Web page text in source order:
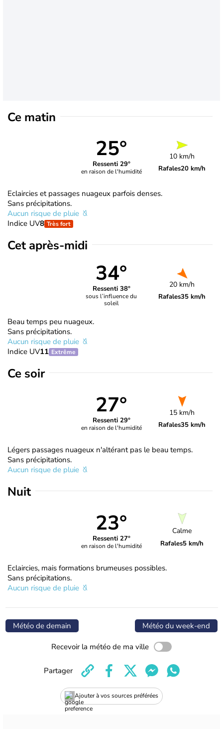
Ce matin
25°
Ressenti 29°
en raison de l'humidité
10 km/h
Rafales20 km/h
Eclaircies et passages nuageux parfois denses.
Sans précipitations.
Aucun risque de pluie
Indice UV8 Très fort
Cet après-midi
34°
Ressenti 38°
sous l’influence du
soleil
20 km/h
Rafales35 km/h
Beau temps peu nuageux.
Sans précipitations.
Aucun risque de pluie
Indice UV11 Extrême
Ce soir
27°
Ressenti 29°
en raison de l'humidité
15 km/h
Rafales35 km/h
Légers passages nuageux n'altérant pas le beau temps.
Sans précipitations.
Aucun risque de pluie
Nuit
23°
Ressenti 27°
en raison de l'humidité
Calme
Rafales5 km/h
Eclaircies, mais formations brumeuses possibles.
Sans précipitations.
Aucun risque de pluie
Météo de demain Météo du week-end
Recevoir la météo de ma ville
Ajouter à vos sources préférées
Partager